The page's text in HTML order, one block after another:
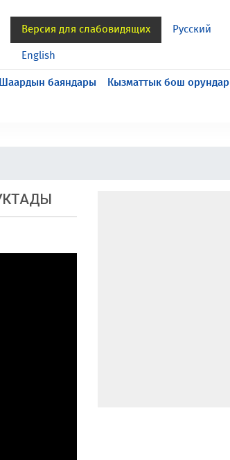
Версия для слабовидящих Русский
English
Шаардын баяндары Кызматтык бош орундар